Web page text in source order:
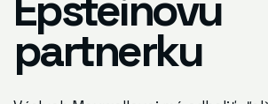
partnerku